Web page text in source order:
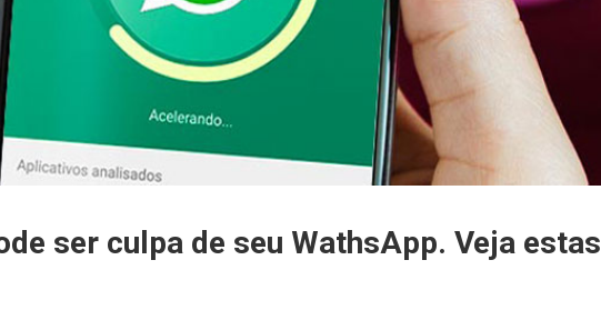
ser culpa de seu WathsApp. Veja estas